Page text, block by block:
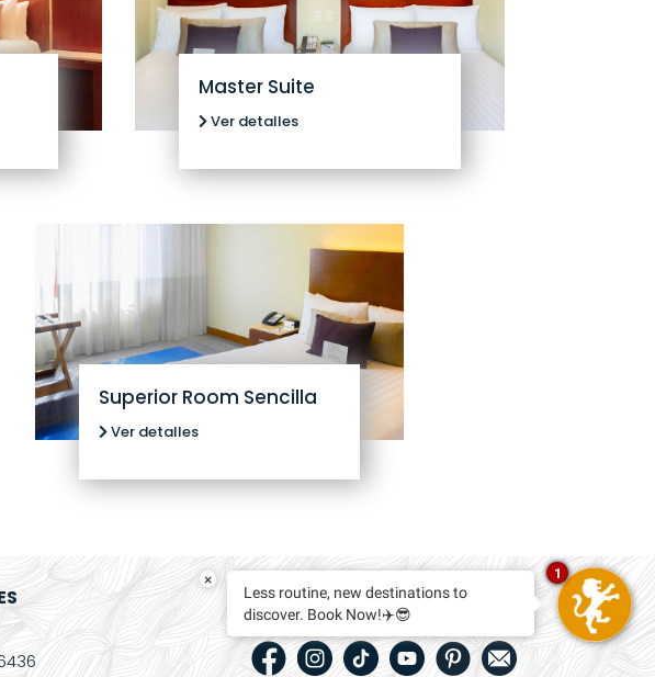
Master Suite
Ver detalles
Superior Room Sencilla
Ver detalles
COMPARTE TU EXPERIENCIA EN
REDES SOCIALES
×
Less routine, new destinations to
discover. Book Now!✈️😎
1